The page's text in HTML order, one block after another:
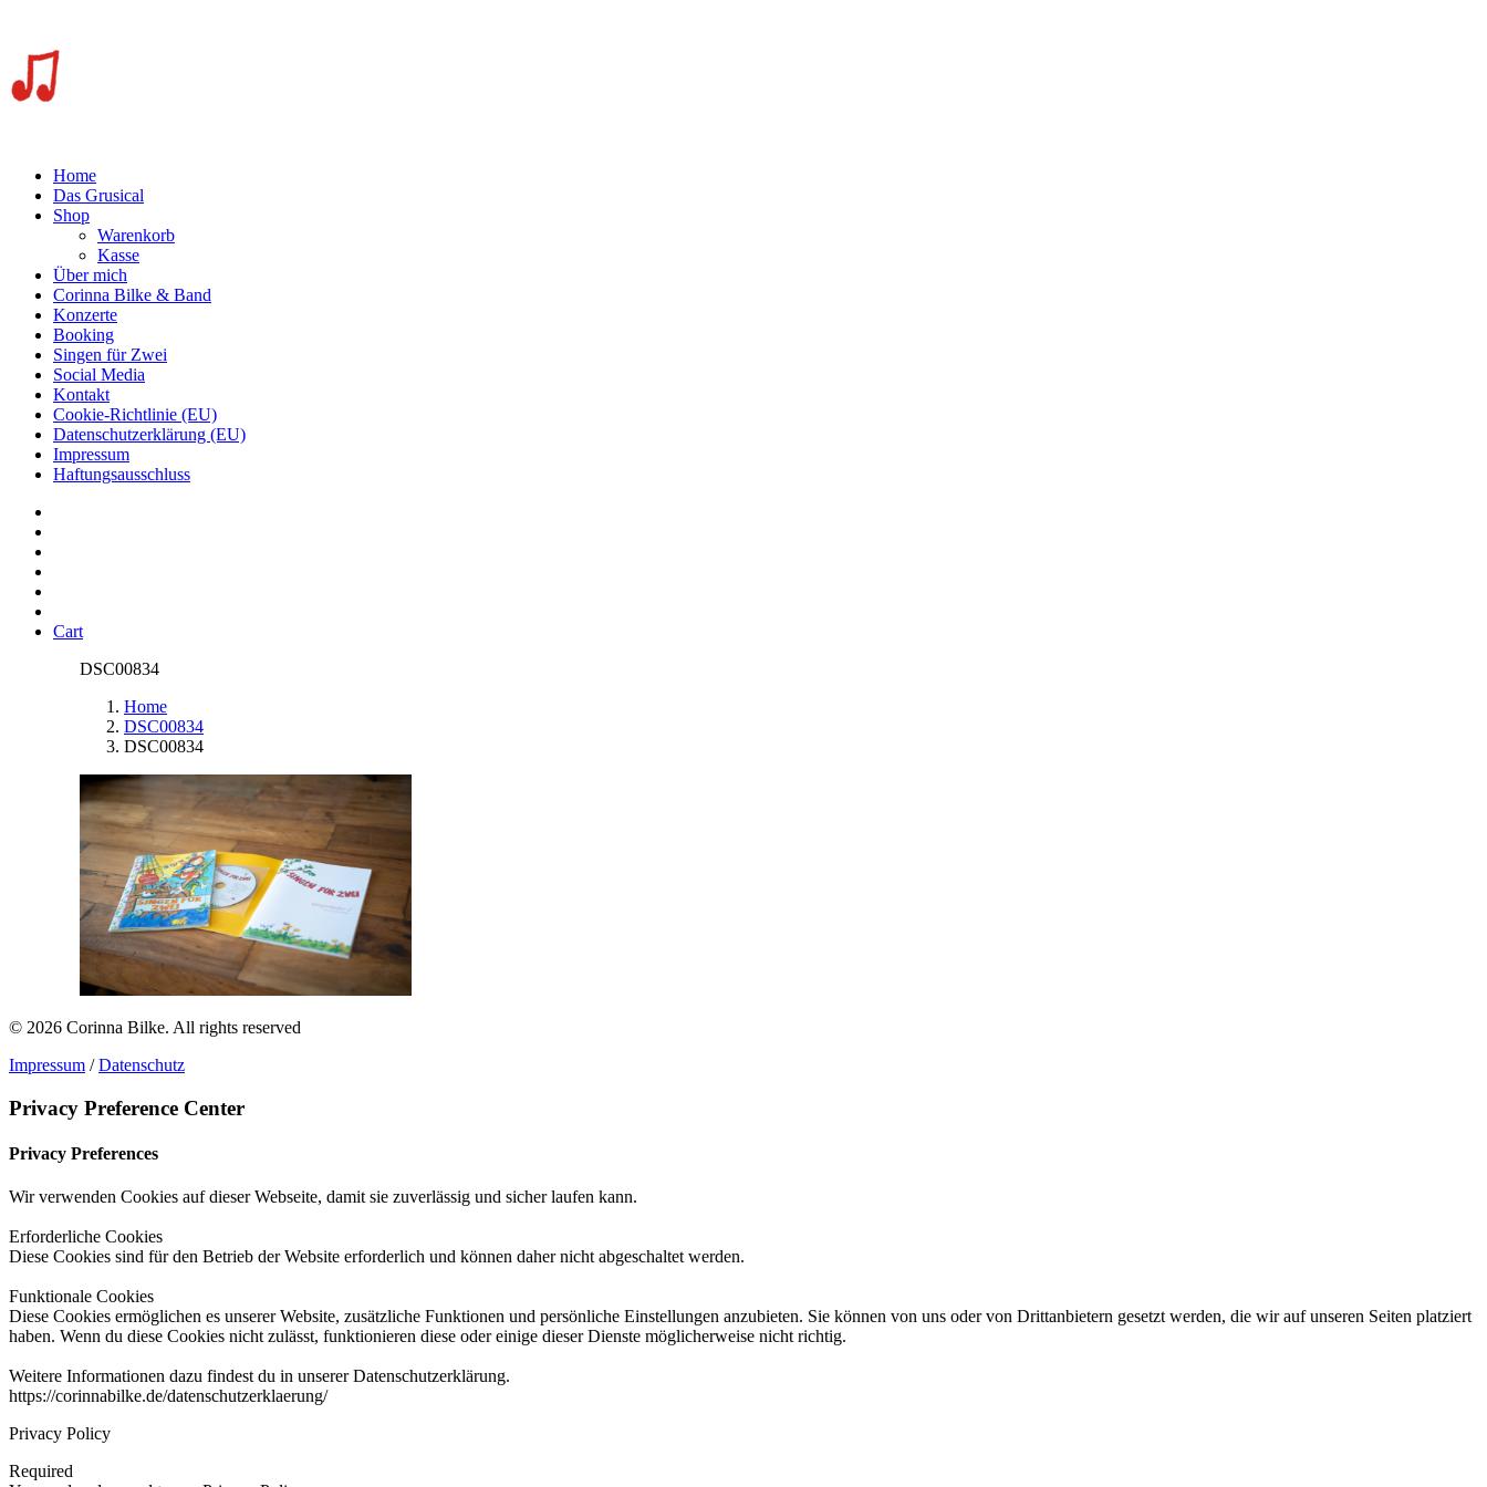
Home
Das Grusical
Shop
Warenkorb
Kasse
Über mich
Corinna Bilke & Band
Konzerte
Booking
Singen für Zwei
Social Media
Kontakt
Cookie-Richtlinie (EU)
Datenschutzerklärung (EU)
Impressum
Haftungsausschluss
Cart
DSC00834
Home
DSC00834
DSC00834
© 2026 Corinna Bilke. All rights reserved
Impressum /Datenschutz
Privacy Preference Center
Privacy Preferences
Wir verwenden Cookies auf dieser Webseite, damit sie zuverlässig und sicher laufen kann.
Erforderliche Cookies
Diese Cookies sind für den Betrieb der Website erforderlich und können daher nicht abgeschaltet werden.
Funktionale Cookies
Diese Cookies ermöglichen es unserer Website, zusätzliche Funktionen und persönliche Einstellungen anzubieten. Sie können von uns oder von Drittanbietern gesetzt werden, die wir auf unseren Seiten platziert
haben. Wenn du diese Cookies nicht zulässt, funktionieren diese oder einige dieser Dienste möglicherweise nicht richtig.
Weitere Informationen dazu findest du in unserer Datenschutzerklärung.
https://corinnabilke.de/datenschutzerklaerung/
Privacy Policy
Required